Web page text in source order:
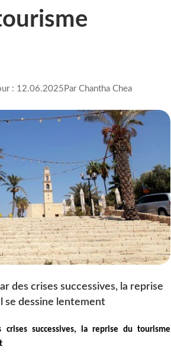
: 12.06.2025 Par Chantha Chea
des crises successives, la reprise
se dessine lentement
successives, la reprise du tourisme